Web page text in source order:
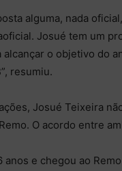
alguma, nada
Josué tem um
alcançar o objetivo do
resumiu.
Josué Teixeira
O acordo entre
anos e chegou ao